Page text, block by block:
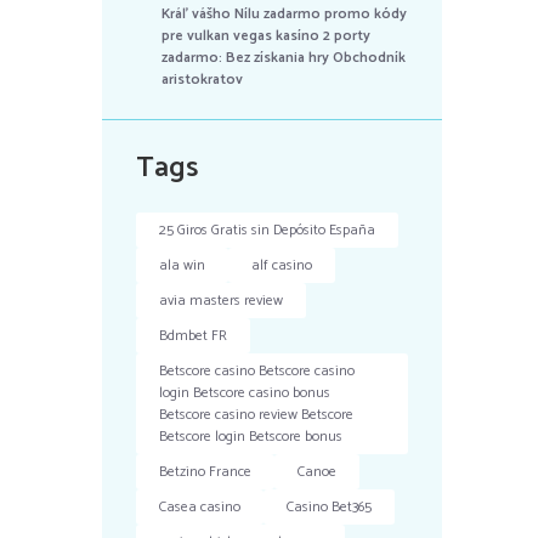
Kráľ vášho Nílu zadarmo promo kódy
pre vulkan vegas kasíno 2 porty
zadarmo: Bez získania hry Obchodník
aristokratov
Tags
25 Giros Gratis sin Depósito España
ala win
alf casino
avia masters review
Bdmbet FR
Betscore casino Betscore casino
login Betscore casino bonus
Betscore casino review Betscore
Betscore login Betscore bonus
Betzino France
Canoe
Casea casino
Casino Bet365